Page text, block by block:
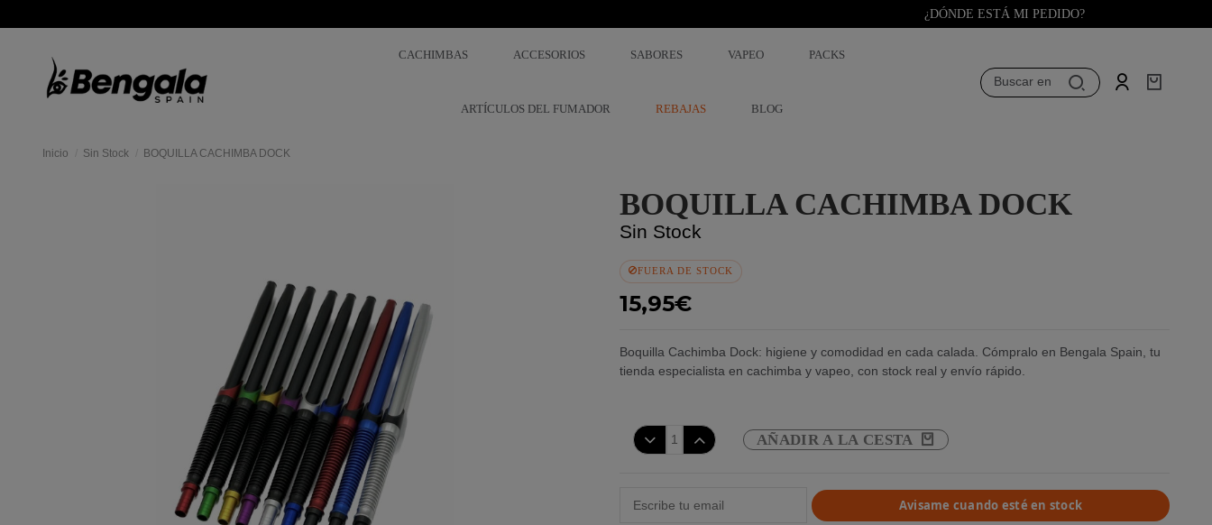
¿DÓNDE ESTÁ MI PEDIDO?
CACHIMBAS ACCESORIOS SABORES VAPEO PACKS
ARTÍCULOS DEL FUMADOR REBAJAS BLOG
Buscar en
Inicio Sin Stock BOQUILLA CACHIMBA DOCK
BOQUILLA CACHIMBA DOCK
Sin Stock
FUERA DE STOCK
15,95€
Boquilla Cachimba Dock: higiene y comodidad en cada calada. Cómpralo en Bengala Spain, tu
tienda especialista en cachimba y vapeo, con stock real y envío rápido.
AÑADIR A LA CESTA
Avisame cuando esté en stock